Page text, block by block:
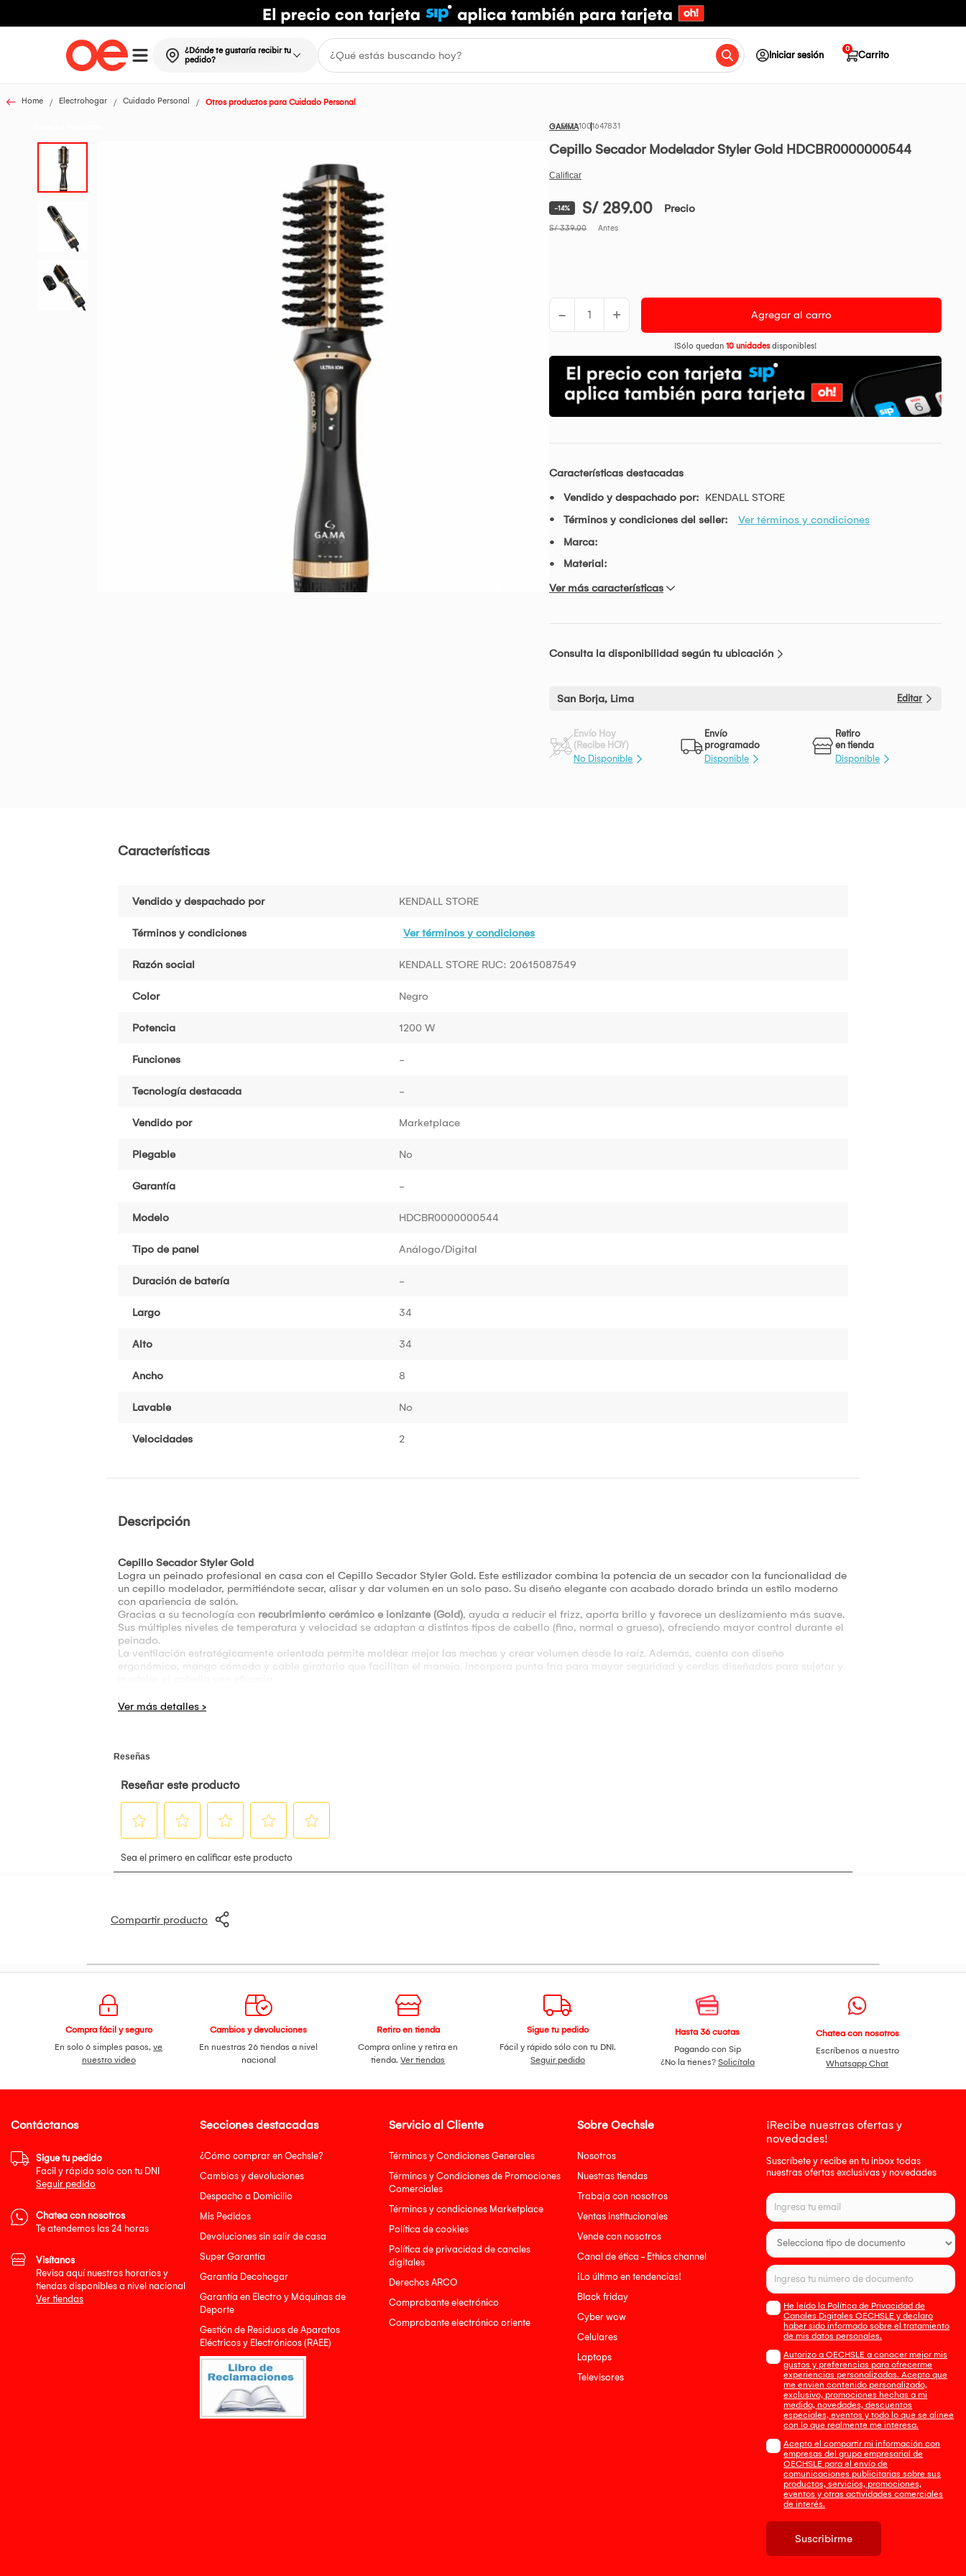
¿Dónde te gustaría recibir tu
pedido?
Iniciar sesión Carrito
0
Home Electrohogar Cuidado Personal Otros productos para Cuidado Personal
GAMMA1001647831
Cepillo Secador Modelador Styler Gold HDCBR0000000544
-14% S/ 289.00 Precio
S/ 339.00 Antes
- + Agregar al carro
¡Sólo quedan 10 unidadesdisponibles!
Características destacadas
Vendido y despachado por: KENDALL STORE
Términos y condiciones del seller:
Ver términos y condiciones
Marca:
Material:
Ver más características
Consulta la disponibilidad según tu ubicación
San Borja, Lima Editar
Envío Hoy
(Recibe HOY)
No Disponible
Envío
programado
Disponible
Retiro
en tienda
Disponible
Características
Vendido y despachado por KENDALL STORE
Términos y condiciones Ver términos y condiciones
Razón social KENDALL STORE RUC: 20615087549
Color Negro
Potencia 1200 W
Funciones -
Tecnología destacada -
Vendido por Marketplace
Plegable No
Garantía -
Modelo HDCBR0000000544
Tipo de panel Análogo/Digital
Duración de batería -
Largo 34
Alto 34
Ancho 8
Lavable No
Velocidades 2
Descripción
Cepillo Secador Styler Gold
Logra un peinado profesional en casa con el Cepillo Secador Styler Gold. Este estilizador combina la potencia de un secador con la funcionalidad de
un cepillo modelador, permitiéndote secar, alisar y dar volumen en un solo paso. Su diseño elegante con acabado dorado brinda un estilo moderno
con apariencia de salón.
Gracias a su tecnología con recubrimiento cerámico e ionizante (Gold), ayuda a reducir el frizz, aporta brillo y favorece un deslizamiento más suave.
Sus múltiples niveles de temperatura y velocidad se adaptan a distintos tipos de cabello (fino, normal o grueso), ofreciendo mayor control durante el
peinado.
La ventilación estratégicamente orientada permite moldear mejor las mechas y crear volumen desde la raíz. Además, cuenta con diseño
ergonómico, mango cómodo y cable giratorio que facilitan el manejo. Incorpora punta fría para mayor seguridad y cerdas diseñadas para sujetar y
movimiento.
Múltiples niveles de temperatura y velocidad
Diseño ergonómico con mango cómodo
Cable giratorio para mayor libertad de movimiento
Punta fría de seguridad
Cerdas diseñadas para mejor agarre y moldeado
Calentamiento rápido
Compartir producto
Compra fácil y seguro
En solo 6 simples pasos,ve
nuestro video
Cambios y devoluciones
En nuestras 26 tiendas a nivel
nacional
Retiro en tienda
Compra online y retira en
tienda.Ver tiendas
Sigue tu pedido
Fácil y rápido sólo con tu DNI.
Seguir pedido
Hasta 36 cuotas
Pagando con Sip
¿No la tienes? Solicítala
Chatea con nosotros
Escríbenos a nuestro
Whatsapp Chat
Secciones destacadas
¿Cómo comprar en Oechsle?
Cambios y devoluciones
Despacho a Domicilio
Mis Pedidos
Devoluciones sin salir de casa
Super Garantía
Garantía Decohogar
Garantía en Electro y Máquinas de
Deporte
Gestión de Residuos de Aparatos
Eléctricos y Electrónicos (RAEE)
Servicio al Cliente
Términos y Condiciones Generales
Términos y Condiciones de Promociones
Comerciales
Términos y condiciones Marketplace
Política de cookies
Política de privacidad de canales
digitales
Derechos ARCO
Comprobante electrónico
Comprobante electrónico oriente
Sobre Oechsle
Nosotros
Nuestras tiendas
Trabaja con nosotros
Ventas institucionales
Vende con nosotros
Canal de ética - Ethics channel
¡Lo último en tendencias!
Black friday
Cyber wow
Celulares
Laptops
Televisores
¡Recibe nuestras ofertas y
novedades!
Suscríbete y recibe en tu inbox todas
nuestras ofertas exclusivas y novedades
He leído la Política de Privacidad de
Canales Digitales OECHSLE y declaro
haber sido informado sobre el tratamiento
de mis datos personales.
Autorizo a OECHSLE a conocer mejor mis
gustos y preferencias para ofrecerme
experiencias personalizadas. Acepto que
me envien contenido personalizado,
exclusivo, promociones hechas a mi
medida, novedades, descuentos
especiales, eventos y todo lo que se alinee
con lo que realmente me interesa.
Acepto el compartir mi información con
empresas del grupo empresarial de
OECHSLE para el envío de
comunicaciones publicitarias sobre sus
productos, servicios, promociones,
eventos y otras actividades comerciales
de interés.
Suscribirme
Contáctanos
Sigue tu pedido
Facil y rápido solo con tu DNI
Seguir pedido
Chatea con nosotros
Te atendemos las 24 horas
Visítanos
Revisa aquí nuestros horarios y
tiendas disponibles a nivel nacional
Ver tiendas